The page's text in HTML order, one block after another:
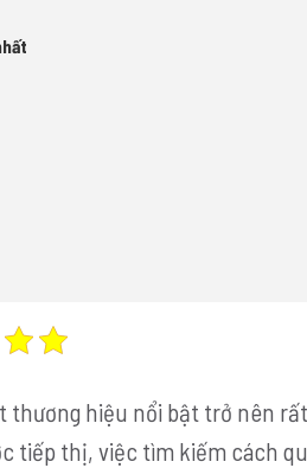
hiệu nổi bật trở nên
tiếp thị, việc tìm kiếm cách